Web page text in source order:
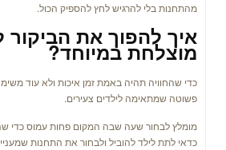
מהתחנות בלי להרגיש לחץ להספיק הכול.
איך להפוך את הביקור
מוצלחת במיוחד?
כדי שהחוויה תהיה באמת זמן איכות ולא עוד
פשוטה שמתאימה לילדים צעירים.
מומלץ לבחור שעה שבה המקום פחות עמוס כדי
כדאי לתת לילד להוביל ולבחור את התחנות